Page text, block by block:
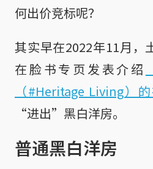
何出价竞标呢？
其实早在2022年11月，
在脸书专页发表介绍
（#Heritage Living）
“进出”黑白洋房。
普通黑白洋房